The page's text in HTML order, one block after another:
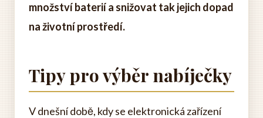
množství baterií a snižovat tak jejich dopad
na životní prostředí.
Tipy pro výběr nabíječky
V dnešní době, kdy se elektronická zařízení